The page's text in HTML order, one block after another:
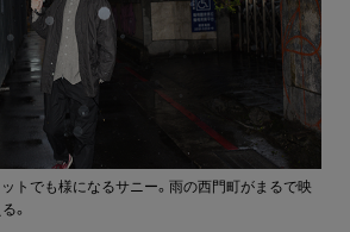
トでも様になるサニー。雨の西門町がまるで映
。